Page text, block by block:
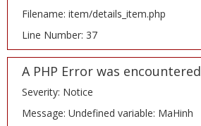
Filename: item/details_item.php
Line Number: 37
A PHP Error was encountered
Severity: Notice
Message: Undefined variable: MaHinh